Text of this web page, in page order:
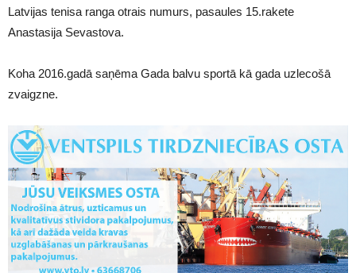
Latvijas tenisa ranga otrais numurs, pasaules 15.rakete
Anastasija Sevastova.
Koha 2016.gadā saņēma Gada balvu sportā kā gada uzlecošā
zvaigzne.